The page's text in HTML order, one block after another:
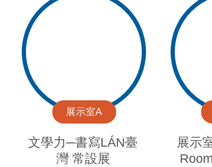
展示室A
文學力─書寫LÁN臺
灣 常設展
展示